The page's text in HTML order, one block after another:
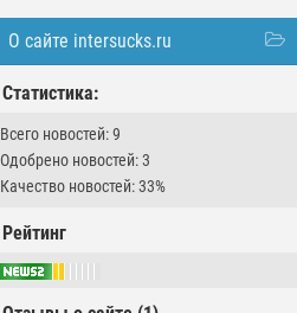
О сайте intersucks.ru
Статистика:
Всего новостей: 9
Одобрено новостей: 3
Качество новостей: 33%
Рейтинг